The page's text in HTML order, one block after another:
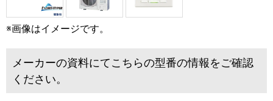
※画像はイメージです。
メーカーの資料にてこちらの型番の情報をご確認
ください。